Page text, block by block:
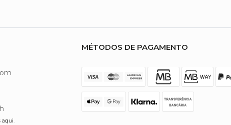
aqui.
MÉTODOS DE PAGAMENTO